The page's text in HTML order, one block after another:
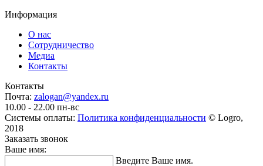
Информация
О нас
Сотрудничество
Медиа
Контакты
Контакты
Почта: zalogan@yandex.ru
10.00 - 22.00 пн-вс
Системы оплаты: Политика конфиденциальности © Logro,
2018
Заказать звонок
Ваше имя:
Введите Ваше имя.